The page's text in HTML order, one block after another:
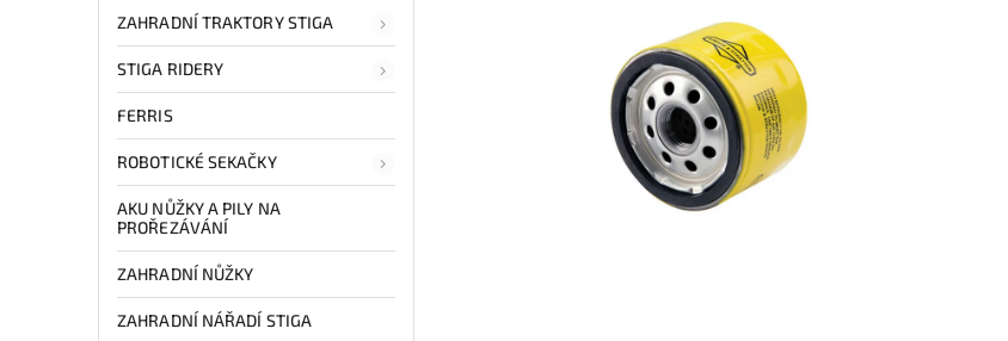
ZAHRADNÍ TRAKTORY STIGA
STIGA RIDERY
FERRIS
ROBOTICKÉ SEKAČKY
AKU NŮŽKY A PILY NA
PROŘEZÁVÁNÍ
ZAHRADNÍ NŮŽKY
ZAHRADNÍ NÁŘADÍ STIGA